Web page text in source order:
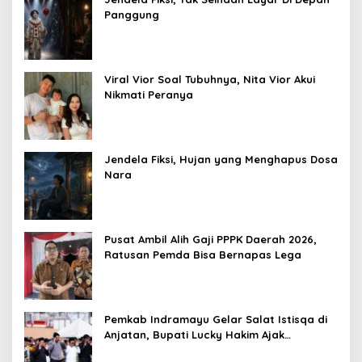
Panggung
Viral Vior Soal Tubuhnya, Nita Vior Akui
Nikmati Peranya
Jendela Fiksi, Hujan yang Menghapus Dosa
Nara
Pusat Ambil Alih Gaji PPPK Daerah 2026,
Ratusan Pemda Bisa Bernapas Lega
Pemkab Indramayu Gelar Salat Istisqa di
Anjatan, Bupati Lucky Hakim Ajak